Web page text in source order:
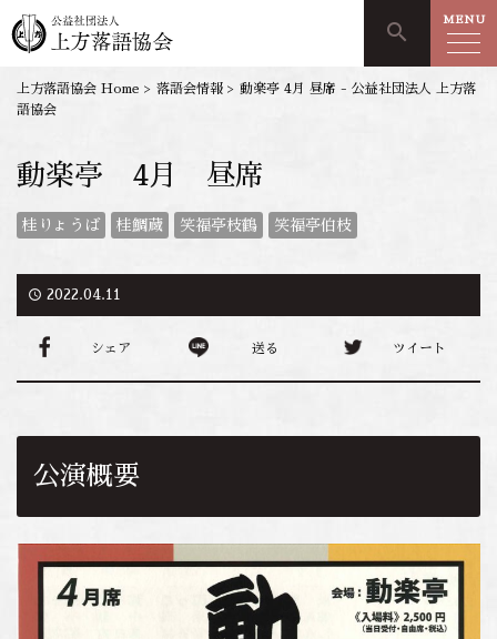
search MENU
上方落語協会 Home > 落語会情報 > 動楽亭 4月 昼席 - 公益社団法人 上方落
語協会
動楽亭 4月 昼席
桂りょうば 桂鯛蔵 笑福亭枝鶴 笑福亭伯枝
access_time 2022.04.11
シェア 送る ツイート
公演概要